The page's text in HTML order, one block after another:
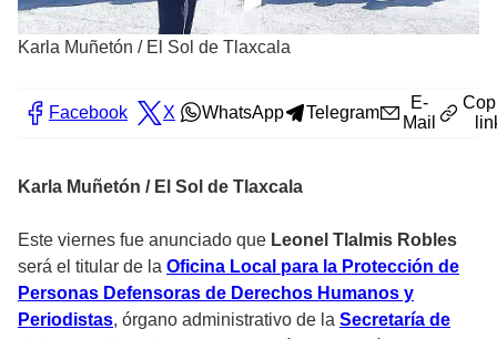
Karla Muñetón / El Sol de Tlaxcala
Facebook X WhatsApp Telegram
E-
Mail
Karla Muñetón / El Sol de Tlaxcala
Este viernes fue anunciado que Leonel Tlalmis Robles
será el titular de la Oficina Local para la Protección de
Personas Defensoras de Derechos Humanos y
Periodistas, órgano administrativo de la Secretaría de